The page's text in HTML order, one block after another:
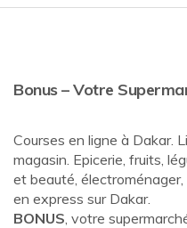
Bonus – Votre
Courses en ligne à Dakar.
magasin. Epicerie, fruits,
et beauté,
en express sur Dakar.
BONUS, votre